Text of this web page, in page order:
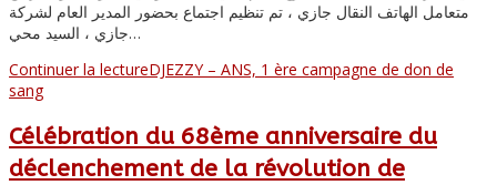
متعامل الهاتف النقال جازي ، تم تنظيم اجتماع بحضور المدير العام لشركة
جازي ، السيد محي…
Continuer la lectureDJEZZY – ANS, 1 ère campagne de don de
sang
Célébration du 68ème anniversaire du
déclenchement de la révolution de